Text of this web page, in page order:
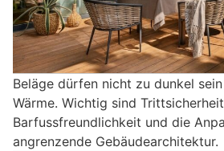
Beläge dürfen nicht zu dunkel
Wärme. Wichtig sind
Barfussfreundlichkeit und die
angrenzende Gebäudearchitektur.